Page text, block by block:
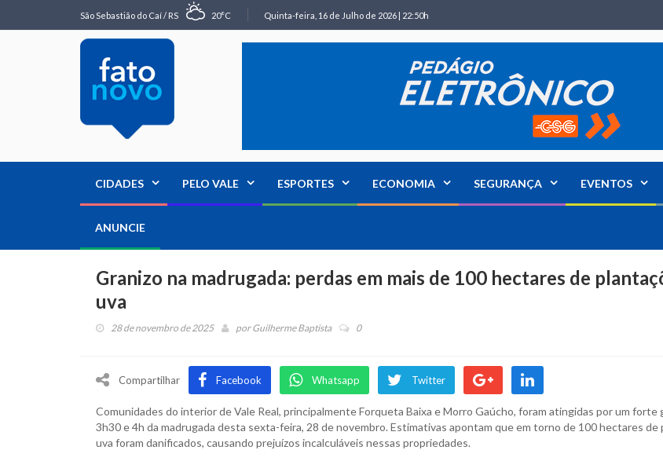
São Sebastião do Caí / RS 20°C Quinta-feira, 16 de Julho de 2026 | 22:50h
CIDADES PELO VALE ESPORTES ECONOMIA SEGURANÇA EVENTOS
ANUNCIE
Granizo na madrugada: perdas em mais de 100 hectares de
uva
28 de novembro de 2025 porGuilherme Baptista 0
Compartilhar Facebook Whatsapp Twitter
Comunidades do interior de Vale Real, principalmente Forqueta Baixa e Morro Gaúcho, foram atingidas por um forte
3h30 e 4h da madrugada desta sexta-feira, 28 de novembro. Estimativas apontam que em torno de 100 hectares de
uva foram danificados, causando prejuízos incalculáveis nessas propriedades.